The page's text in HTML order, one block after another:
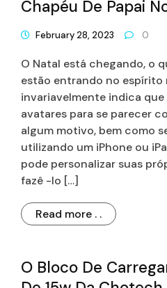
Chapéu De Papai
IPadFebruary 28, 2023 0
O Natal está chegando, o
estão entrando no espírito
invariavelmente indica
avatares para se parecer
algum motivo, bem como
utilizando um iPhone ou
pode personalizar suas
fazê -lo […]
Read more . .
O Bloco De